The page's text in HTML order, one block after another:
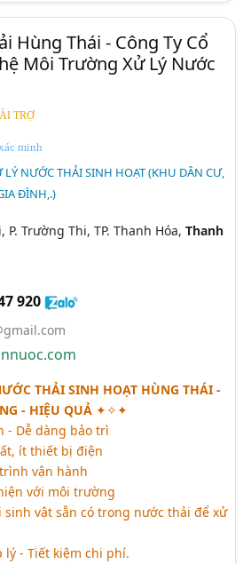
Hùng Thái - Công Ty Cổ
Môi Trường Xử Lý Nước
TRỢ
minh
LÝ NƯỚC THẢI SINH HOẠT (KHU DÂN CƯ,
ĐÌNH,.)
P. Trường Thi, TP. Thanh Hóa,Thanh
920
THẢI SINH HOẠT HÙNG THÁI -
- HIỆU QUẢ ✦✧✦
- Dễ dàng bảo trì
ít thiết bị điện
vận hành
với môi trường
vật sẵn có trong nước thải để xử
lý - Tiết kiệm chi phí.